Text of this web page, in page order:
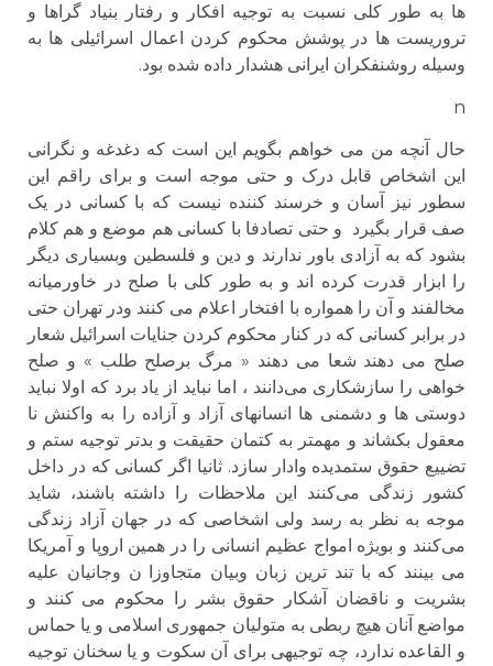
ها به طور کلی نسبت به توجیه افکار و رفتار بنیاد گراها و
تروریست ها در پوشش محکوم کردن اعمال اسرائیلی ها به
وسیله روشنفکران ایرانی هشدار داده شده بود.
n
حال آنچه من می خواهم بگویم این است که دغدغه و نگرانی
این اشخاص قابل درک و حتی موجه است و برای راقم این
سطور نیز آسان و خرسند کننده نیست که با کسانی در یک
صف قرار بگیرد و حتی تصادفا با کسانی هم موضع و هم کلام
بشود که به آزادی باور ندارند و دین و فلسطین وبسیاری دیگر
را ابزار قدرت کرده اند و به طور کلی با صلح در خاورمیانه
مخالفند و آن را همواره با افتخار اعلام می کنند ودر تهران حتی
در برابر کسانی که در کنار محکوم کردن جنایات اسرائیل شعار
صلح می دهند شعا می دهند « مرگ برصلح طلب » و صلح
خواهی را سازشکاری می‌دانند ، اما نباید از یاد برد که اولا نباید
دوستی ها و دشمنی ها انسانهای آزاد و آزاده را به واکنش نا
معقول بکشاند و مهمتر به کتمان حقیقت و بدتر توجیه ستم و
تضییع حقوق ستمدیده وادار سازد. ثانیا اگر کسانی که در داخل
کشور زندگی می‌کنند این ملاحظات را داشته باشند، شاید
موجه به نظر به رسد ولی اشخاصی که در جهان آزاد زندگی
می‌کنند و بویژه امواج عظیم انسانی را در همین اروپا و آمریکا
می بینند که با تند ترین زبان وبیان متجاوزا ن وجانیان علیه
بشریت و ناقضان آشکار حقوق بشر را محکوم می کنند و
مواضع آنان هیچ ربطی به متولیان جمهوری اسلامی و یا حماس
و القاعده ندارد، چه توجیهی برای آن سکوت و یا سخنان توجیه